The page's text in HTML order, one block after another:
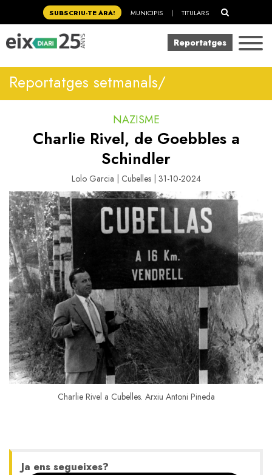
SUBSCRIU-TE ARA! MUNICIPIS | TITULARS
Reportatges
Reportatges setmanals/
NAZISME
Charlie Rivel, de Goebbles a
Schindler
Lolo Garcia | Cubelles | 31-10-2024
Charlie Rivel a Cubelles. Arxiu Antoni Pineda
Ja ens segueixes?